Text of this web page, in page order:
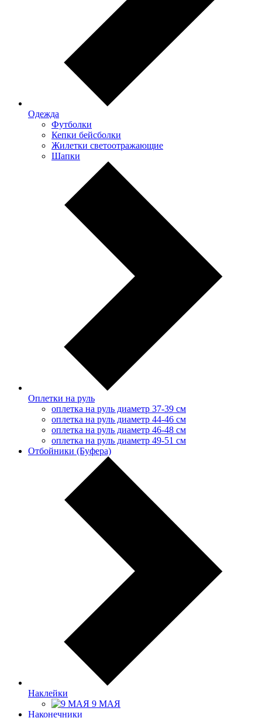
Одежда
Футболки
Кепки бейсболки
Жилетки светоотражающие
Шапки
Оплетки на руль
оплетка на руль диаметр 37-39 см
оплетка на руль диаметр 44-46 см
оплетка на руль диаметр 46-48 см
оплетка на руль диаметр 49-51 см
Отбойники (Буфера)
Наклейки
9 МАЯ
Наконечники